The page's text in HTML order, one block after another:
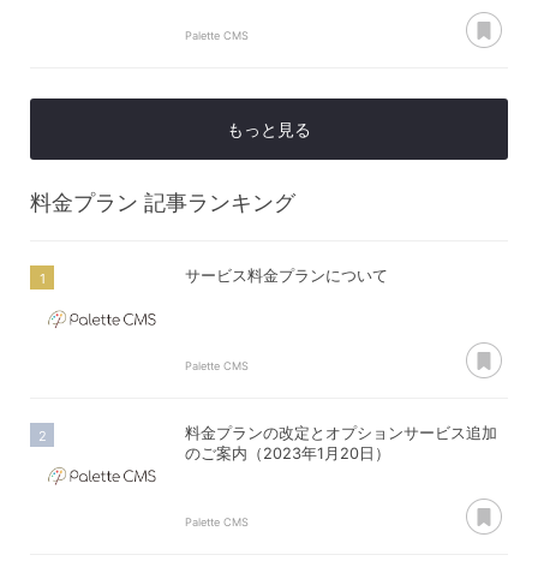
Palette CMS
もっと見る
料金プラン 記事ランキング
サービス料金プランについて
Palette CMS
料金プランの改定とオプションサービス追加
のご案内（2023年1月20日）
Palette CMS